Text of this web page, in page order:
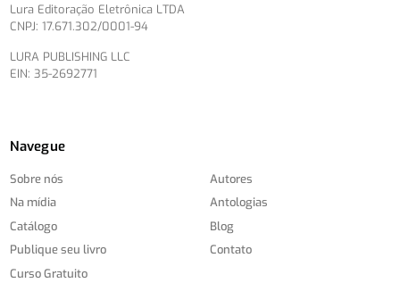
Lura Editoração Eletrônica LTDA
CNPJ: 17.671.302/0001-94
LURA PUBLISHING LLC
EIN: 35-2692771
Navegue
Sobre nós
Na mídia
Catálogo
Publique seu livro
Curso Gratuito
Autores
Antologias
Blog
Contato